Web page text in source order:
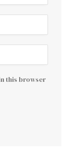
this browser